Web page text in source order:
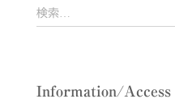
検
索
検索…
Information/Access